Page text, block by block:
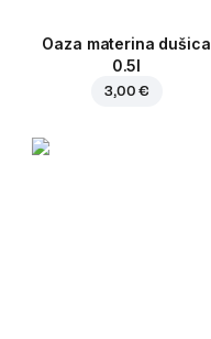
Oaza materina dušica
0.5l
3,00 €